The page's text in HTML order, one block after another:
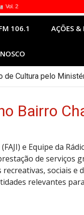
106.1 AÇÕES &
de Cultura pelo
Bairro
e Equipe da
de serviços
sociais e
relevantes